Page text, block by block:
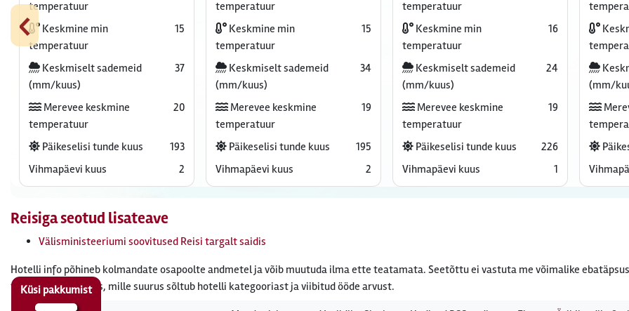
‹temperatuur
Keskmine min
temperatuur
15
Keskmiselt sademeid
(mm/kuus)
37
Merevee keskmine
temperatuur
20
Päikeselisi tunde kuus
193
Vihmapäevi kuus
2
temperatuur
Keskmine min
temperatuur
15
Keskmiselt sademeid
(mm/kuus)
34
Merevee keskmine
temperatuur
19
Päikeselisi tunde kuus
195
Vihmapäevi kuus
2
temperatuur
Keskmine min
temperatuur
16
Keskmiselt sademeid
(mm/kuus)
24
Merevee keskmine
temperatuur
19
Päikeselisi tunde kuus
226
Vihmapäevi kuus
1
(mm/
Reisiga seotud lisateave
Välisministeeriumi soovitused Reisi targalt saidis
Hotelli info põhineb kolmandate osapoolte andmetel ja võib muutuda ilma ette teatamata. Seetõttu ei vastuta me võimalike
tasuda turismimaks, mille suurus sõltub hotelli kategooriast ja viibitud ööde arvust.
Küsi pakkumist